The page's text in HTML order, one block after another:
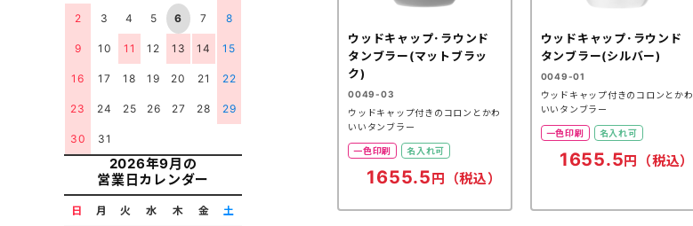
ウッドキャップ･ラウンド
タンブラー(マットブラッ
ク)
0049-03
ウッドキャップ付きのコロンとかわ
いいタンブラー
一色印刷 名入れ可
1655.5 円（税込）
ウッドキャップ･ラウンド
タンブラー(シルバー)
0049-01
ウッドキャップ付きのコロンとかわ
いいタンブラー
一色印刷 名入れ可
1655.5 円（税込）
2 3 4 5 6 7 8
9 10 11 12 13 14 15
16 17 18 19 20 21 22
23 24 25 26 27 28 29
30 31
2026年9月の
営業日カレンダー
日 月 火 水 木 金 土